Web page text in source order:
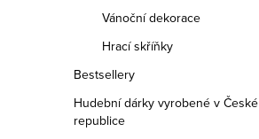
Vánoční dekorace
Hrací skříňky
Bestsellery
Hudební dárky vyrobené v České
republice